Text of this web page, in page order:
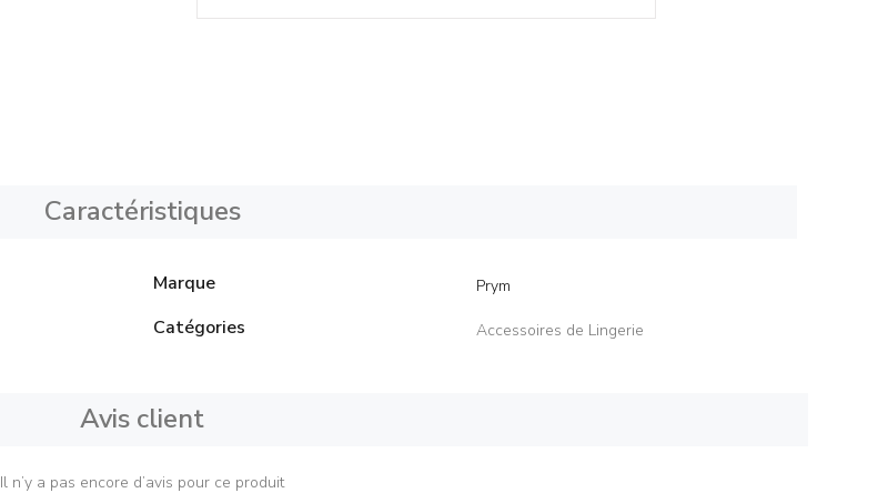
Caractéristiques
Marque Prym
Catégories Accessoires de Lingerie
Avis client
Il n’y a pas encore d’avis pour ce produit